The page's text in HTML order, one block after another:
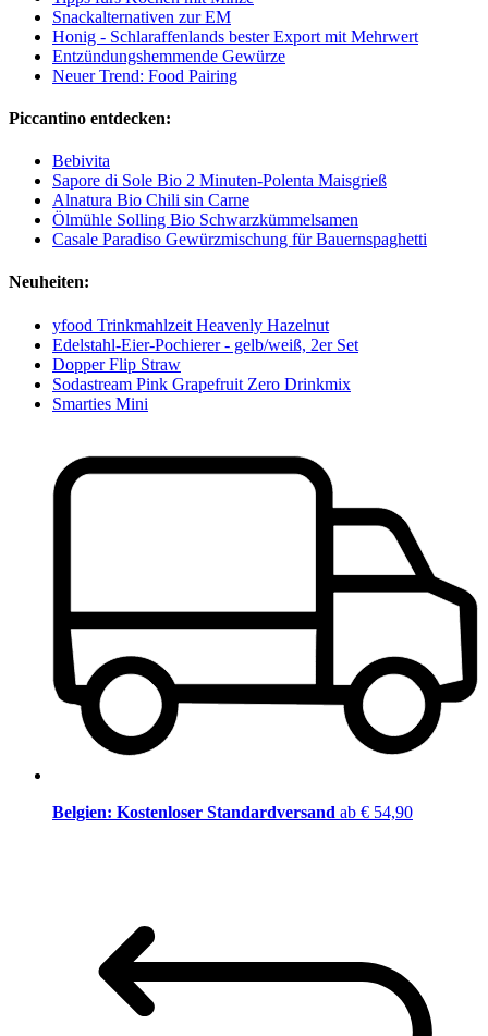
Snackalternativen zur EM
Honig - Schlaraffenlands bester Export mit Mehrwert
Entzündungshemmende Gewürze
Neuer Trend: Food Pairing
Piccantino entdecken:
Bebivita
Sapore di Sole Bio 2 Minuten-Polenta Maisgrieß
Alnatura Bio Chili sin Carne
Ölmühle Solling Bio Schwarzkümmelsamen
Casale Paradiso Gewürzmischung für Bauernspaghetti
Neuheiten:
yfood Trinkmahlzeit Heavenly Hazelnut
Edelstahl-Eier-Pochierer - gelb/weiß, 2er Set
Dopper Flip Straw
Sodastream Pink Grapefruit Zero Drinkmix
Smarties Mini
Belgien: Kostenloser Standardversand ab € 54,90